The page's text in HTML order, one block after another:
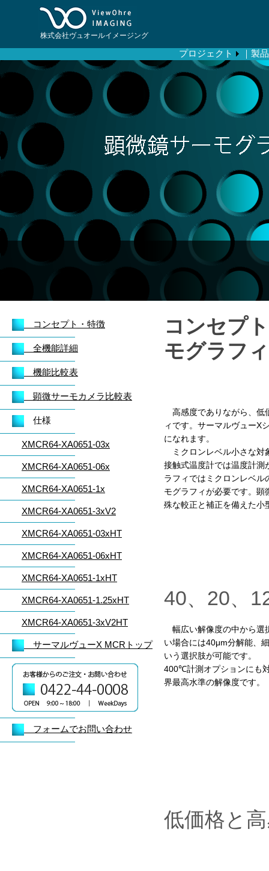
株式会社ヴュオールイメージング
プロジェクト ｜製品
コンセプト・特徴
全機能詳細
機能比較表
顕微サーモカメラ比較表
仕様
XMCR64-XA0651-03x
XMCR64-XA0651-06x
XMCR64-XA0651-1x
XMCR64-XA0651-3xV2
XMCR64-XA0651-03xHT
XMCR64-XA0651-06xHT
XMCR64-XA0651-1xHT
XMCR64-XA0651-1.25xHT
XMCR64-XA0651-3xV2HT
サーマルヴューX MCRトップ
フォームでお問い合わせ
コンセプ
モグラフィ
高感度でありながら、低
ィです。サーマルヴューX
になれます。
ミクロンレベル小さな対
接触式温度計では温度計測
ラフィではミクロンレベル
モグラフィが必要です。顕
殊な較正と補正を備えた小
40、20、
幅広い解像度の中から選
い場合には40μm分解能、
いう選択肢が可能です。
400℃計測オプションにも
界最高水準の解像度です。
低価格と